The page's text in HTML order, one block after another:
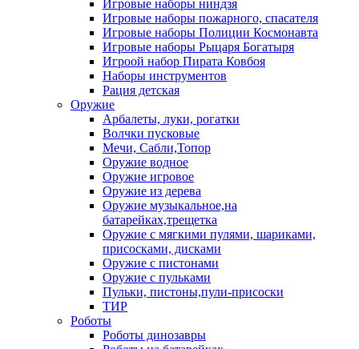
Игровые наборы ниндзя
Игровые наборы пожарного, спасателя
Игровые наборы Полиции Космонавта
Игровые наборы Рыцаря Богатыря
Игроой набор Пирата Ковбоя
Наборы инструментов
Рация детская
Оружие
Арбалеты, луки, рогатки
Волчки пусковые
Мечи, Сабли,Топор
Оружие водное
Оружие игровое
Оружие из дерева
Оружие музыкальное,на
батарейках,трещетка
Оружие с мягкими пулями, шариками,
присосками, дисками
Оружие с пистонами
Оружие с пульками
Пульки, пистоны,пули-присоски
ТИР
Роботы
Роботы динозавры